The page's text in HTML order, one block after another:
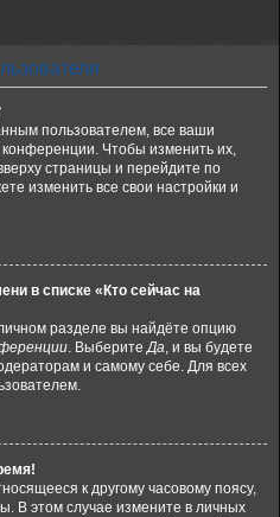
пользователем, все ваши
Чтобы изменить их,
страницы и перейдите по
изменить все свои настройки и
в списке «Кто сейчас на
разделе вы найдёте опцию
. ВыберитеДа, и вы будете
и самому себе. Для всех
к другому часовому поясу,
В этом случае измените в личных